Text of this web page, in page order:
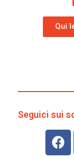
Qui
Seguici sui